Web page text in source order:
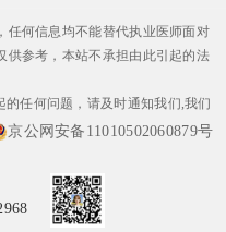
任何信息均不能替代执业医师面对
供参考，本站不承担由此引起的法
任何问题，请及时通知我们,我们
京公网安备11010502060879号